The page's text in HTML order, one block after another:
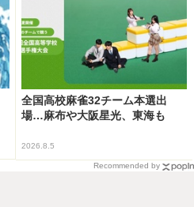
全国高校麻雀32チーム本選出
場…麻布や大阪星光、東海も
2026.8.5
Recommended by